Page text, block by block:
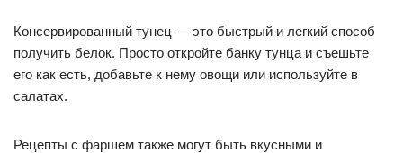
Консервированный тунец — это быстрый и легкий способ
получить белок. Просто откройте банку тунца и съешьте
его как есть, добавьте к нему овощи или используйте в
салатах.
Рецепты с фаршем также могут быть вкусными и